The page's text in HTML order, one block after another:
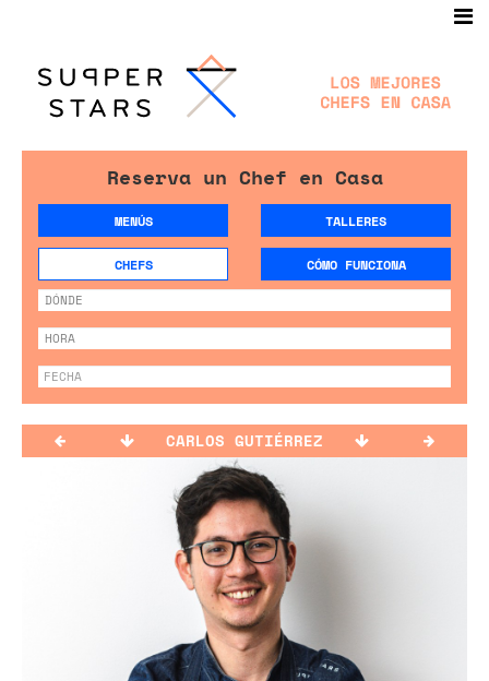
Reserva un Chef en Casa
MENÚS TALLERES
CHEFS CÓMO FUNCIONA
CARLOS GUTIÉRREZ